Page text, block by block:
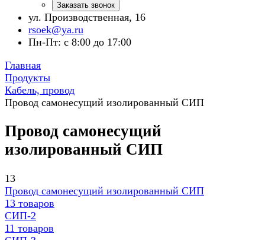
Заказать звонок
ул. Производственная, 16
rsoek@ya.ru
Пн-Пт: с 8:00 до 17:00
Главная
Продукты
Кабель, провод
Провод самонесущий изолированный СИП
Провод самонесущий
изолированный СИП
13
Провод самонесущий изолированный СИП
13 товаров
СИП-2
11 товаров